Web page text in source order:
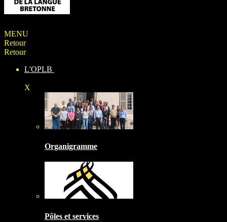
MENU
Retour
Retour
L'OPLB
X
Organigramme
Pôles et services